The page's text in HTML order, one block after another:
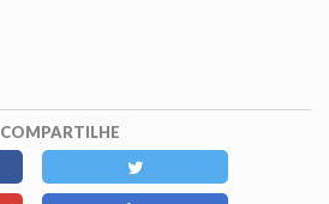
COMPARTILHE